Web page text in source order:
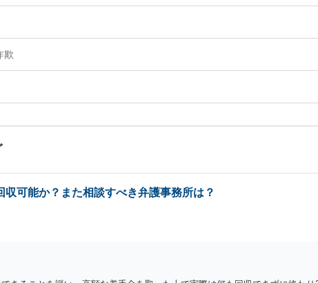
欺
可能か？また相談すべき弁護事務所は？